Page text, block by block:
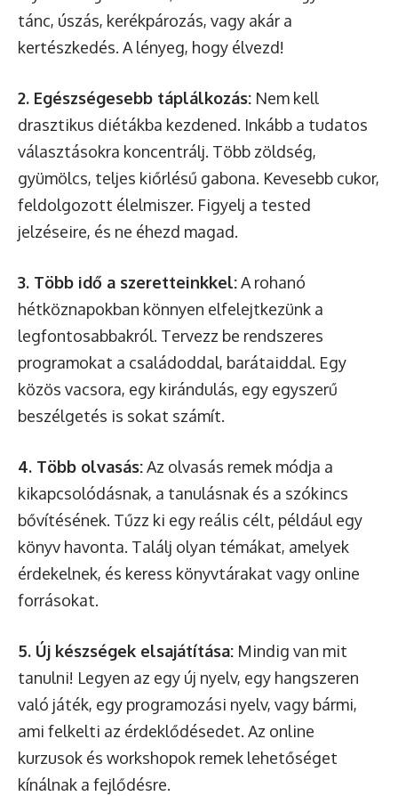
tánc, úszás, kerékpározás, vagy akár a
kertészkedés. A lényeg, hogy élvezd!
2. Egészségesebb táplálkozás: Nem kell
drasztikus diétákba kezdened. Inkább a tudatos
választásokra koncentrálj. Több zöldség,
gyümölcs, teljes kiőrlésű gabona. Kevesebb cukor,
feldolgozott élelmiszer. Figyelj a tested
jelzéseire, és ne éhezd magad.
3. Több idő a szeretteinkkel:A rohanó
hétköznapokban könnyen elfelejtkezünk a
legfontosabbakról. Tervezz be rendszeres
programokat a családoddal, barátaiddal. Egy
közös vacsora, egy kirándulás, egy egyszerű
beszélgetés is sokat számít.
4. Több olvasás:Az olvasás remek módja a
kikapcsolódásnak, a tanulásnak és a szókincs
bővítésének. Tűzz ki egy reális célt, például egy
könyv havonta. Találj olyan témákat, amelyek
érdekelnek, és keress könyvtárakat vagy online
forrásokat.
5. Új készségek elsajátítása: Mindig van mit
tanulni! Legyen az egy új nyelv, egy hangszeren
való játék, egy programozási nyelv, vagy bármi,
ami felkelti az érdeklődésedet. Az online
kurzusok és workshopok remek lehetőséget
kínálnak a fejlődésre.